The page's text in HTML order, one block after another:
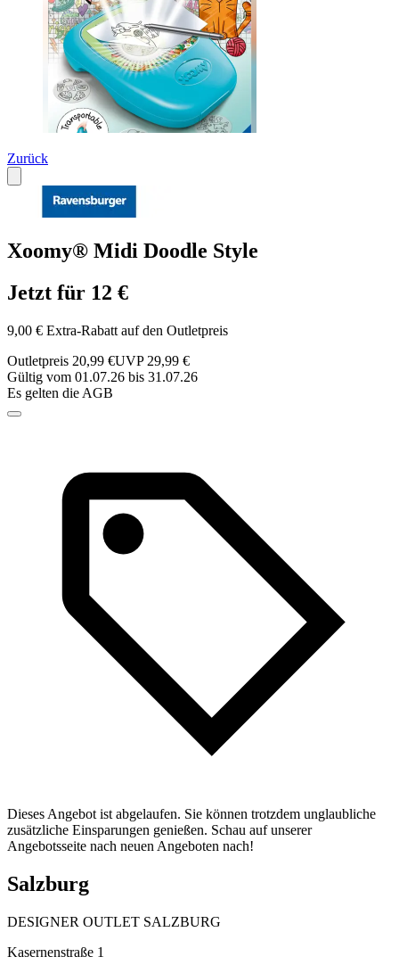
Zurück
Xoomy® Midi Doodle Style
Jetzt für 12 €
9,00 € Extra-Rabatt auf den Outletpreis
Outletpreis 20,99 €UVP 29,99 €
Gültig vom 01.07.26 bis 31.07.26
Es gelten die AGB
Dieses Angebot ist abgelaufen. Sie können trotzdem unglaubliche
zusätzliche Einsparungen genießen. Schau auf unserer
Angebotsseite nach neuen Angeboten nach!
Salzburg
DESIGNER OUTLET SALZBURG
Kasernenstraße 1